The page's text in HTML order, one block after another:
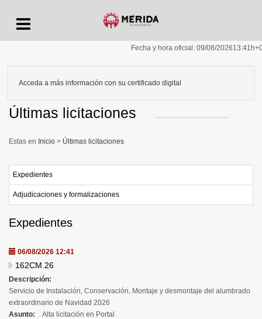
Fecha y hora oficial: 09/08/202613:41h
Acceda a más información con su certificado digital
Inicio > Últimas licitaciones
Últimas licitaciones
Expedientes
Adjudicaciones y formalizaciones
Expedientes
06/08/2026 12:41
162CM.26
Descripción:
Servicio de Instalación, Conservación, Montaje y desmontaje del alumbrado
extraordinario de Navidad 2026
Asunto:
Alta licitación en Portal